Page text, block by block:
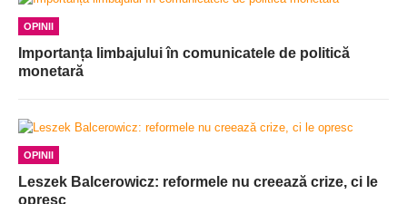
OPINII
Importanța limbajului în comunicatele de politică
monetară
OPINII
Leszek Balcerowicz: reformele nu creează crize, ci le
opresc